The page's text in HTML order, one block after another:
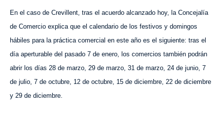
En el caso de Crevillent, tras el acuerdo alcanzado hoy, la Concejalía
de Comercio explica que el calendario de los festivos y domingos
hábiles para la práctica comercial en este año es el siguiente: tras el
día aperturable del pasado 7 de enero, los comercios también podrán
abrir los días 28 de marzo, 29 de marzo, 31 de marzo, 24 de junio, 7
de julio, 7 de octubre, 12 de octubre, 15 de diciembre, 22 de diciembre
y 29 de diciembre.